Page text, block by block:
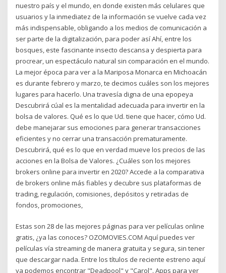
nuestro país y el mundo, en donde existen más celulares que
usuarios y la inmediatez de la información se vuelve cada vez
más indispensable, obligando a los medios de comunicación a
ser parte de la digitalización, para poder así Ahí, entre los
bosques, este fascinante insecto descansa y despierta para
procrear, un espectáculo natural sin comparación en el mundo.
La mejor época para ver a la Mariposa Monarca en Michoacán
es durante febrero y marzo, te decimos cuáles son los mejores
lugares para hacerlo. Una travesía digna de una epopeya
Descubrirá cúal es la mentalidad adecuada para invertir en la
bolsa de valores. Qué es lo que Ud. tiene que hacer, cómo Ud.
debe manejarar sus emociones para generar transacciones
eficientes y no cerrar una transacción prematuramente.
Descubrirá, qué es lo que en verdad mueve los precios de las
acciones en la Bolsa de Valores. ¿Cuáles son los mejores
brokers online para invertir en 2020? Accede a la comparativa
de brokers online más fiables y decubre sus plataformas de
trading, regulación, comisiones, depósitos y retiradas de
fondos, promociones,
Estas son 28 de las mejores páginas para ver películas online
gratis, ¿ya las conoces? OZOMOVIES.COM Aquí puedes ver
películas vía streaming de manera gratuita y segura, sin tener
que descargar nada. Entre los títulos de reciente estreno aquí
ya podemos encontrar "Deadpool" y "Carol". Apps para ver